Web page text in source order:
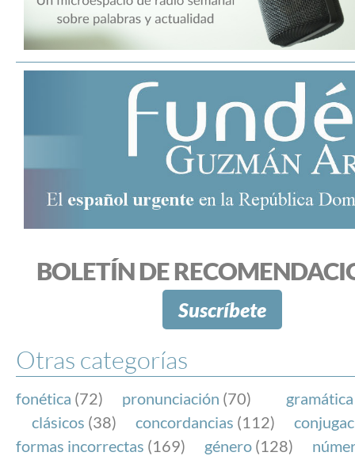
BOLETÍN DE
Suscríbete
Otras categorías
fonética (72) pronunciación (70) gramática
clásicos (38) concordancias (112)
formas incorrectas (169) género (128)